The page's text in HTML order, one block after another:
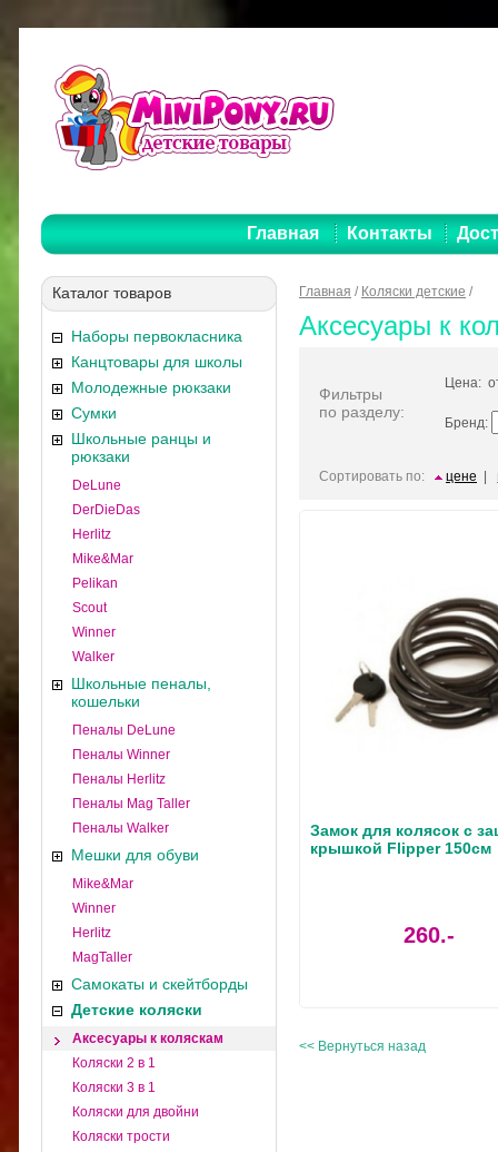
Главная Контакты
Каталог товаров
Наборы первокласника
Канцтовары для школы
Молодежные рюкзаки
Сумки
Школьные ранцы и
рюкзаки
DeLune
DerDieDas
Herlitz
Mike&Mar
Pelikan
Scout
Winner
Walker
Школьные пеналы,
кошельки
Пеналы DeLune
Пеналы Winner
Пеналы Herlitz
Пеналы Mag Taller
Пеналы Walker
Мешки для обуви
Mike&Mar
Winner
Herlitz
MagTaller
Самокаты и скейтборды
Детские коляски
Аксесуары к коляскам
Коляски 2 в 1
Коляски 3 в 1
Коляски для двойни
Коляски трости
Главная / Коляски детские /
Аксесуары к
Фильтры
по разделу:
Цена:
Бренд:
Сортировать по: цене
Замок для колясок с
крышкой Flipper 150см
260.-
<< Вернуться назад